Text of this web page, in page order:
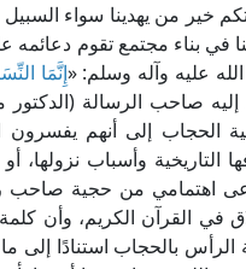
خير من يهدينا سواء
في بناء مجتمع تقوم دعائمه
عليه وآله وسلم: «إِنَّمَا
إليه صاحب الرسالة
الحجاب إلى أنهم يفسرون
التاريخية وأسباب نزولها،
اهتمامي من حجية صاحب
في القرآن الكريم، وأن
الرأس بالحجاب استنادًا